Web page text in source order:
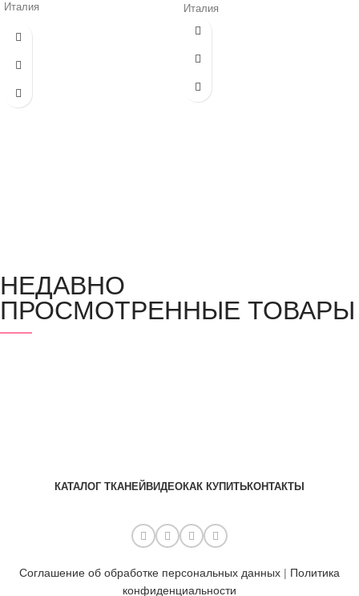
Италия
Италия
НЕДАВНО
ПРОСМОТРЕННЫЕ ТОВАРЫ
КАТАЛОГ ТКАНЕЙ ВИДЕОКАК КУПИТЬКОНТАКТЫ
Соглашение об обработке персональных данных | Политика
конфиденциальности